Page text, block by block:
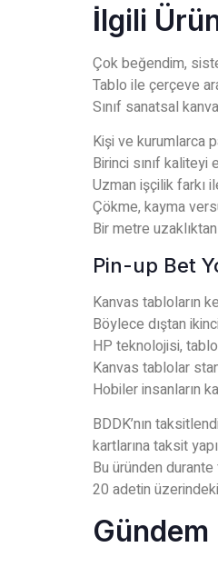
İlgili
Çok beğendim,
Tablo ile çerçeve
Sınıf sanatsal
Kişi ve kurumlarca
Birinci sınıf
Uzman işçilik farkı
Çökme, kayma
Bir metre
Pin-up Bet
Kanvas tabloların
Böylece dıştan
HP teknolojisi,
Kanvas tablolar
Hobiler insanların
BDDK’nın
kartlarına taksit
Bu üründen
20 adetin
Gündem